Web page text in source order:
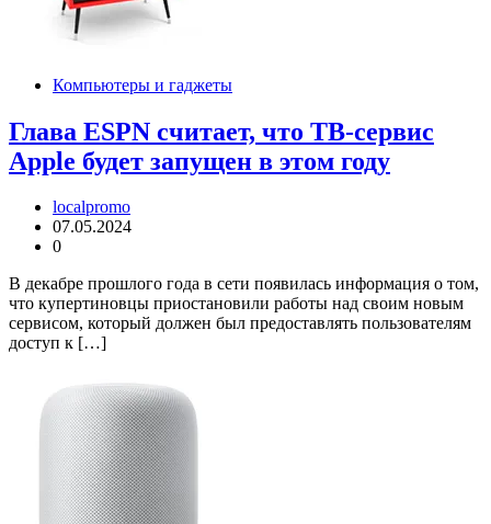
Компьютеры и гаджеты
Глава ESPN считает, что ТВ-сервис
Apple будет запущен в этом году
localpromo
07.05.2024
0
В декабре прошлого года в сети появилась информация о том,
что купертиновцы приостановили работы над своим новым
сервисом, который должен был предоставлять пользователям
доступ к […]